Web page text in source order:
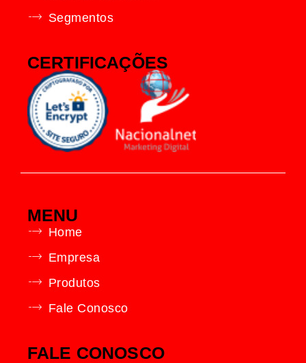
Segmentos
CERTIFICAÇÕES
MENU
Home
Empresa
Produtos
Fale Conosco
FALE CONOSCO